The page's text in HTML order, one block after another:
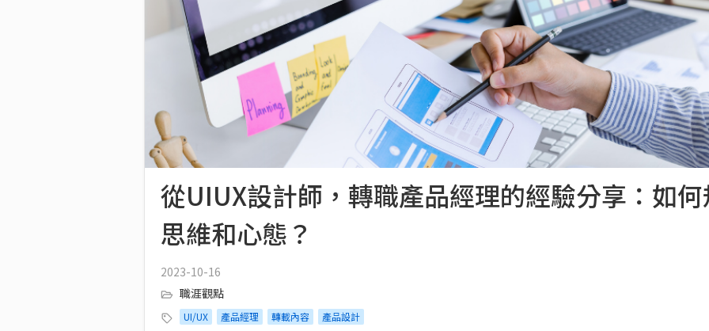
從UIUX設計師，轉職產品經理的經驗分享：如
思維和心態？
2023-10-16
職涯觀點
UI/UX 產品經理 轉載內容 產品設計